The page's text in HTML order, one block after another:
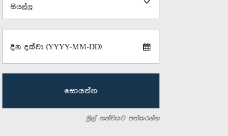
සියල්ල
දින දක්වා (YYYY-MM-DD)
සොයන්න
මුල් තත්වයට පත්කරන්න